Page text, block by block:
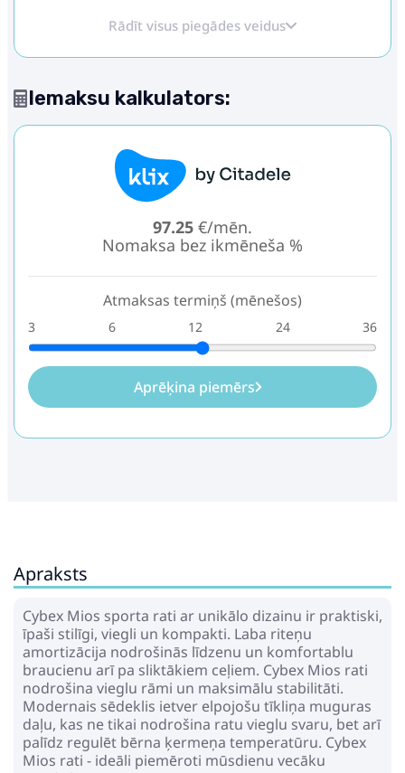
Rādīt visus piegādes veidus
Iemaksu kalkulators:
97.25 €/mēn.
Nomaksa bez ikmēneša %
Atmaksas termiņš (mēnešos)
3 6 12 24 36
Aprēķina piemērs
Apraksts
Cybex Mios sporta rati ar unikālo dizainu ir praktiski,
īpaši stilīgi, viegli un kompakti. Laba riteņu
amortizācija nodrošinās līdzenu un komfortablu
braucienu arī pa sliktākiem ceļiem. Cybex Mios rati
nodrošina vieglu rāmi un maksimālu stabilitāti.
Modernais sēdeklis ietver elpojošu tīkliņa muguras
daļu, kas ne tikai nodrošina ratu vieglu svaru, bet arī
palīdz regulēt bērna ķermeņa temperatūru. Cybex
Mios rati - ideāli piemēroti mūsdienu vecāku